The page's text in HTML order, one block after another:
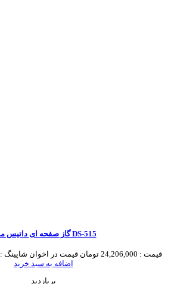
گاز صفحه ای داتیس مدل DS-515
قیمت : 24,206,000 تومان قیمت در اخوان شاپینگ :
اضافه به سبد خرید
پربازدید